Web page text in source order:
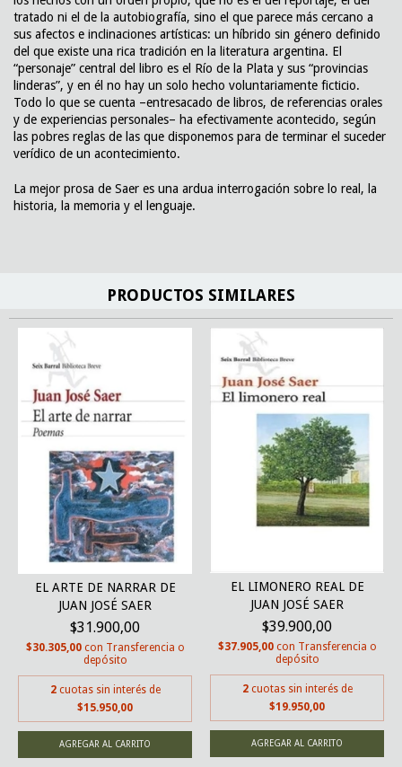
tratado ni el de la autobiografía, sino el que parece más cercano a
sus afectos e inclinaciones artísticas: un híbrido sin género definido
del que existe una rica tradición en la literatura argentina. El
“personaje” central del libro es el Río de la Plata y sus “provincias
linderas”, y en él no hay un solo hecho voluntariamente ficticio.
Todo lo que se cuenta –entresacado de libros, de referencias orales
y de experiencias personales– ha efectivamente acontecido, según
las pobres reglas de las que disponemos para de terminar el suceder
verídico de un acontecimiento.
La mejor prosa de Saer es una ardua interrogación sobre lo real, la
historia, la memoria y el lenguaje.
PRODUCTOS SIMILARES
EL ARTE DE NARRAR DE
JUAN JOSÉ SAER
$31.900,00
$30.305,00 con Transferencia o
depósito
2 cuotas sin interés de
$15.950,00
EL LIMONERO REAL DE
JUAN JOSÉ SAER
$39.900,00
$37.905,00 con Transferencia o
depósito
2 cuotas sin interés de
$19.950,00